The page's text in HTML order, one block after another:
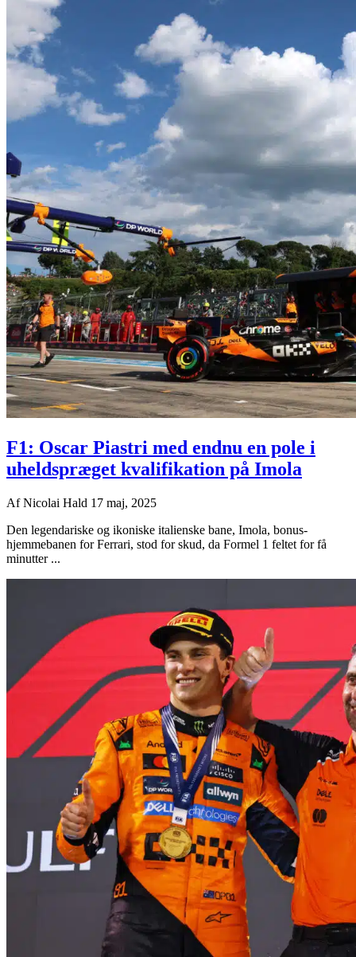
F1: Oscar Piastri med endnu en pole i
uheldspræget kvalifikation på Imola
AfNicolai Hald 17 maj, 2025
Den legendariske og ikoniske italienske bane, Imola, bonus-
hjemmebanen for Ferrari, stod for skud, da Formel 1 feltet for få
minutter ...